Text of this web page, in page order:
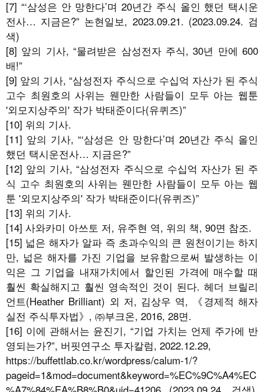
[7] “‘삼성은 안 망한다’며 20년간 주식 올인 했던 택시운
전사… 지금은?” 논현일보, 2023.09.21. (2023.09.24. 검
색)
[8] 앞의 기사, “물려받은 삼성전자 주식, 30년 만에 600
배!”
[9] 앞의 기사, “삼성전자 주식으로 수십억 자산가 된 주식
고수 최원호의 사위는 웬만한 사람들이 모두 아는 웹툰
'외모지상주의' 작가 박태준이다(유퀴즈)”
[10] 위의 기사.
[11] 앞의 기사, “‘삼성은 안 망한다’며 20년간 주식 올인
했던 택시운전사… 지금은?”
[12] 앞의 기사, “삼성전자 주식으로 수십억 자산가 된 주
식 고수 최원호의 사위는 웬만한 사람들이 모두 아는 웹
툰 '외모지상주의' 작가 박태준이다(유퀴즈)”
[13] 위의 기사.
[14] 사와카미 아쓰토 저, 유주현 역, 위의 책, 90면 참조.
[15] 넓은 해자가 알파 즉 초과수익의 큰 원천이기는 하지
만, 넓은 해자를 가진 기업을 보유함으로써 발생하는 이
익은 그 기업을 내재가치에서 할인된 가격에 매수할 때
훨씬 확실해지고 훨씬 영속적인 것이 된다. 헤더 브릴리
언트(Heather Brilliant) 외 저, 김상우 역, 《경제적 해자
실전 주식투자법》, ㈜부크온, 2016, 28면.
[16] 이에 관해서는 윤진기, “기업 가치는 언제 주가에 반
영되는가?”, 버핏연구소 투자칼럼, 2022.12.29,
https://buffettlab.co.kr/wordpress/calum-1/?
pageid=1&mod=document&keyword=%EC%9C%A4%EC